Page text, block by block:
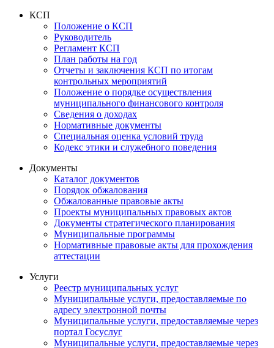
КСП
Положение о КСП
Руководитель
Регламент КСП
План работы на год
Отчеты и заключения КСП по итогам
контрольных мероприятий
Положение о порядке осуществления
муниципального финансового контроля
Сведения о доходах
Нормативные документы
Специальная оценка условий труда
Кодекс этики и служебного поведения
Документы
Каталог документов
Порядок обжалования
Обжалованные правовые акты
Проекты муниципальных правовых актов
Документы стратегического планирования
Муниципальные программы
Нормативные правовые акты для прохождения
аттестации
Услуги
Реестр муниципальных услуг
Муниципальные услуги, предоставляемые по
адресу электронной почты
Муниципальные услуги, предоставляемые через
портал Госуслуг
Муниципальные услуги, предоставляемые через